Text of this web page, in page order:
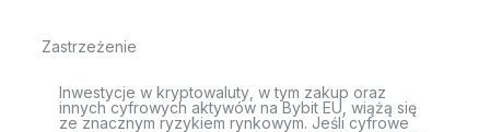
Zastrzeżenie
Inwestycje w kryptowaluty, w tym zakup oraz
innych cyfrowych aktywów na Bybit EU, wiążą się
ze znacznym ryzykiem rynkowym. Jeśli cyfrowe